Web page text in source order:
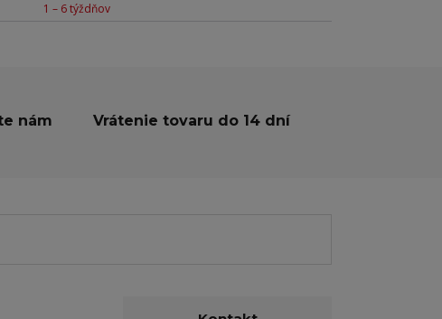
1 – 6 týždňov
nám Vrátenie tovaru do 14 dní